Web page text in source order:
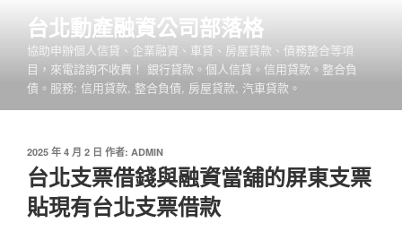
台北動產融資公司部落格
協助申辦個人信貸、企業融資、車貸、房屋貸款、債務整合等項
目，來電諮詢不收費！ 銀行貸款。個人信貸。信用貸款。整合負
債。服務: 信用貸款, 整合負債, 房屋貸款, 汽車貸款。
發
佈
於
2025 年 4 月 2 日 作者: ADMIN
台北支票借錢與融資當舖的屏東支票
貼現有台北支票借款